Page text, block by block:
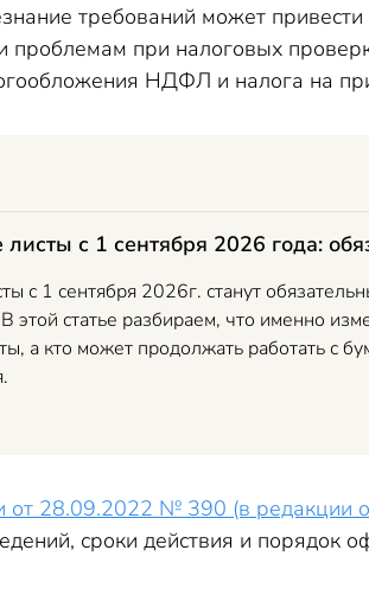
требований может
проблемам при налоговых
НДФЛ и налога на
с 1 сентября 2026 года:
с 1 сентября 2026г. станут
этой статье разбираем, что именно
а кто может продолжать работать с
от 28.09.2022 № 390 (в редакции
сроки действия и порядок